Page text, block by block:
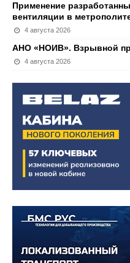
Применение
вентиляции в
4 августа 2026
АНО «НОИВ». Взрывной
4 августа 2026